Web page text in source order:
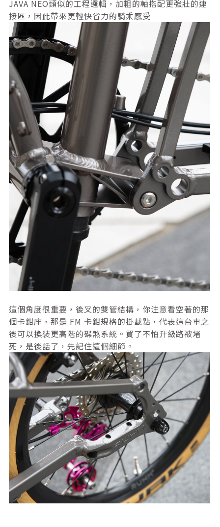
JAVA NEO類似的工程邏輯，加粗的軸搭配更強壯的連
接區，因此帶來更輕快省力的騎乘感受
這個角度很重要，後叉的雙管結構，你注意看空著的那
個卡鉗座，那是 FM 卡鉗規格的掛載點，代表這台車之
後可以換裝更高階的碟煞系統。買了不怕升級路被堵
死，是後話了，先記住這個細節。